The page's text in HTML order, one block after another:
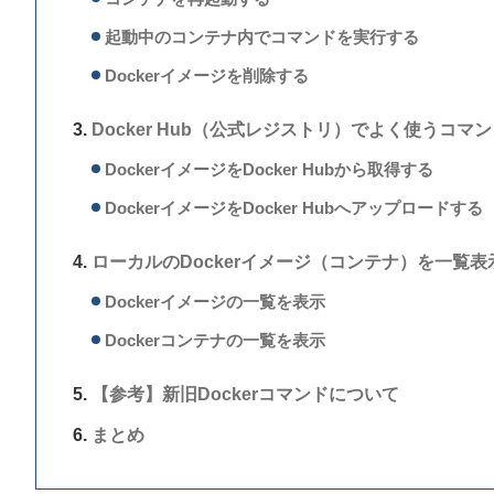
起動中のコンテナ内でコマンドを実行する
Dockerイメージを削除する
Docker Hub（公式レジストリ）でよく使うコマン
DockerイメージをDocker Hubから取得する
DockerイメージをDocker Hubへアップロードする
ローカルのDockerイメージ（コンテナ）を一覧表
Dockerイメージの一覧を表示
Dockerコンテナの一覧を表示
【参考】新旧Dockerコマンドについて
まとめ